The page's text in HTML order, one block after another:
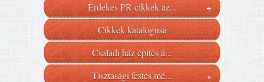
Érdekes PR cikkek az...
+
Cikkek katalógusa
Családi ház építés á...
Tisztasági festés mé...
+